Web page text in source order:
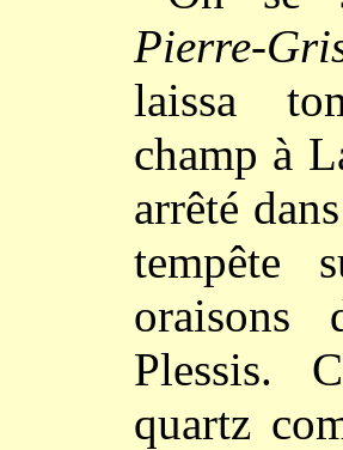
Pierre-
laissa
champ à
arrêté
tempête
oraisons
Plessis.
quartz